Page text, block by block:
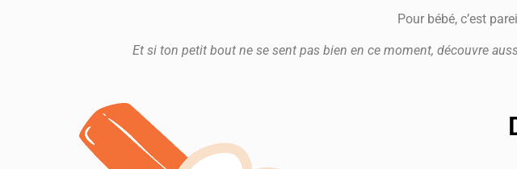
Pour bébé, c’est
Et si ton petit bout ne se sent pas bien en ce moment, découvre